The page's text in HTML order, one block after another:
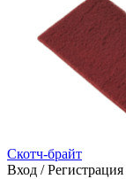
Скотч-брайт
Вход / Регистрация